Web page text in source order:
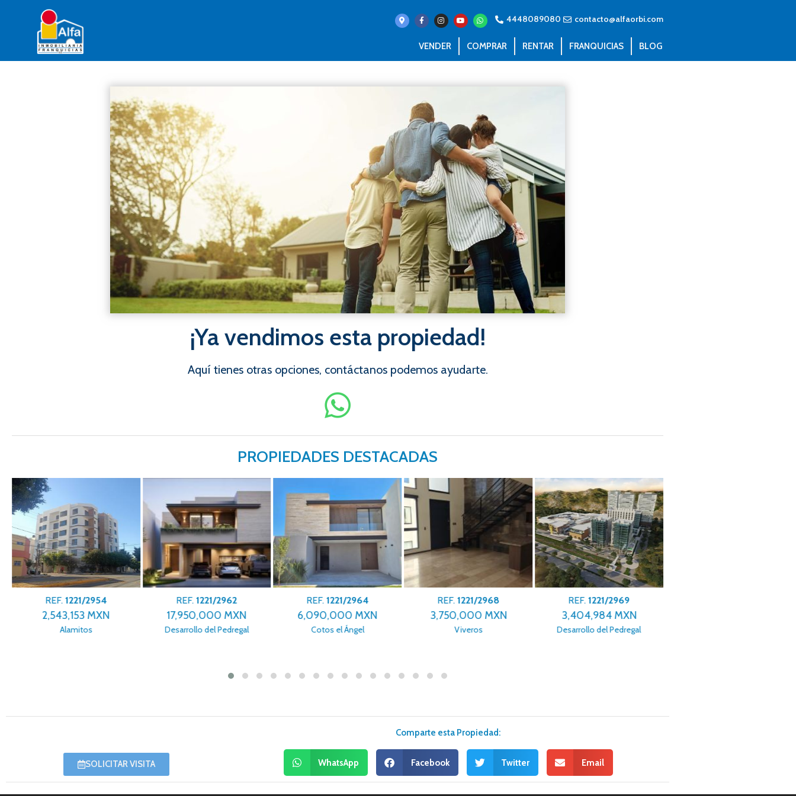
4448089080 contacto@alfaorbi.com
VENDER COMPRAR RENTAR FRANQUICIAS BLOG
¡Ya vendimos esta propiedad!
Aquí tienes otras opciones, contáctanos podemos ayudarte.
PROPIEDADES DESTACADAS
REF.1221/2954
2,543,153 MXN
Alamitos
REF.1221/2962
17,950,000 MXN
Desarrollo del Pedregal
REF.1221/2964
6,090,000 MXN
Cotos el Ángel
REF.1221/2968
3,750,000 MXN
Viveros
REF.1221/2969
3,404,984 MXN
Desarrollo del Pedregal
SOLICITAR VISITA
Comparte esta Propiedad:
WhatsApp Facebook Twitter Email